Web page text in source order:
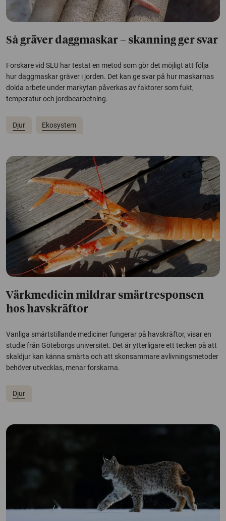
Så gräver daggmaskar – skanning ger svar
Forskare vid SLU har testat en metod som gör det möjligt att följa
hur daggmaskar gräver i jorden. Det kan ge svar på hur maskarnas
dolda arbete under markytan påverkas av faktorer som fukt,
temperatur och jordbearbetning.
Djur Ekosystem
Värkmedicin mildrar smärtresponsen
hos havskräftor
Vanliga smärtstillande mediciner fungerar på havskräftor, visar en
studie från Göteborgs universitet. Det är ytterligare ett tecken på att
skaldjur kan känna smärta och att skonsammare avlivningsmetoder
behöver utvecklas, menar forskarna.
Djur